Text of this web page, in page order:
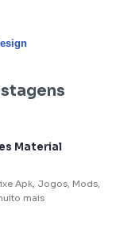
Material